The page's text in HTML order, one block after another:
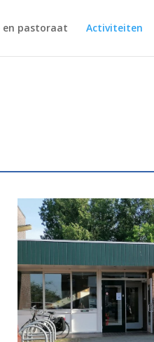
en pastoraat Activiteiten